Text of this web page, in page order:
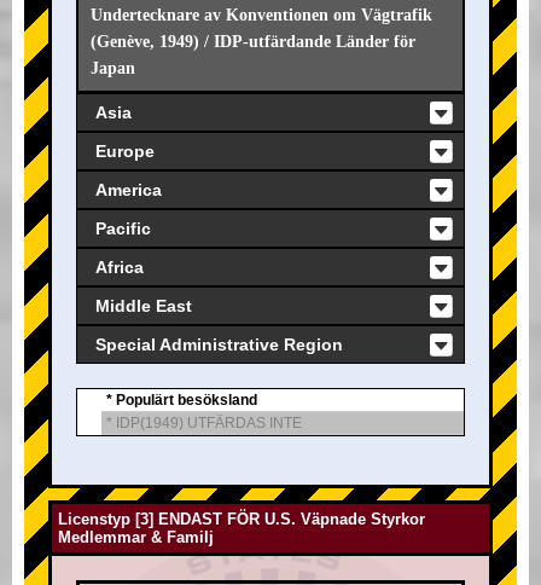
Undertecknare av Konventionen om Vägtrafik
(Genève, 1949) / IDP-utfärdande Länder för
Japan
Asia
Europe
America
Pacific
Africa
Middle East
Special Administrative Region
* Populärt besöksland
* IDP(1949) UTFÄRDAS INTE
Licenstyp [3] ENDAST FÖR U.S. Väpnade Styrkor
Medlemmar & Familj